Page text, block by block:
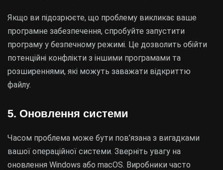
Якщо ви підозрюєте, що проблему викликає ваше
програмне забезпечення, спробуйте запустити
програму у безпечному режимі. Це дозволить обійти
потенційні конфлікти з іншими програмами та
розширеннями, які можуть заважати відкриттю
файлу.
5. Оновлення системи
Часом проблема може бути пов’язана з вигадками
вашої операційної системи. Зверніть увагу на
оновлення Windows або macOS. Виробники часто